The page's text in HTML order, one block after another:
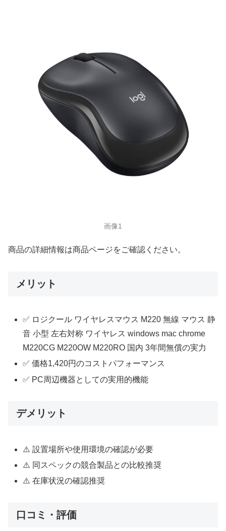
画像1
商品の詳細情報は商品ページをご確認ください。
メリット
✅ ロジクール ワイヤレスマウス M220 無線 マウス 静
音 小型 左右対称 ワイヤレス windows mac chrome
M220CG M220OW M220RO 国内 3年間無償の実力
✅ 価格1,420円のコストパフォーマンス
✅ PC周辺機器としての実用的機能
デメリット
⚠️ 設置場所や使用環境の確認が必要
⚠️ 同スペックの競合製品との比較推奨
⚠️ 在庫状況の確認推奨
口コミ・評価